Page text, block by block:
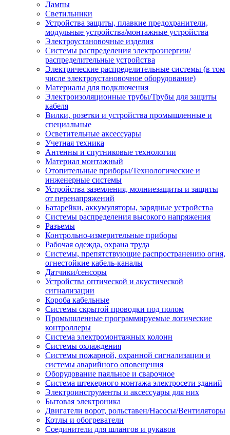
Лампы
Светильники
Устройства защиты, плавкие предохранители,
модульные устройства/монтажные устройства
Электроустановочные изделия
Системы распределения электроэнергии/
распределительные устройства
Электрические распределительные системы (в том
числе электроустановочное оборудование)
Материалы для подключения
Электроизоляционные трубы/Трубы для защиты
кабеля
Вилки, розетки и устройства промышленные и
специальные
Осветительные аксессуары
Учетная техника
Антенны и спутниковые технологии
Материал монтажный
Отопительные приборы/Технологические и
инженерные системы
Устройства заземления, молниезащиты и защиты
от перенапряжений
Батарейки, аккумуляторы, зарядные устройства
Системы распределения высокого напряжения
Разъемы
Контрольно-измерительные приборы
Рабочая одежда, охрана труда
Системы, препятствующие распространению огня,
огнестойкие кабель-каналы
Датчики/сенсоры
Устройства оптической и акустической
сигнализации
Короба кабельные
Системы скрытой проводки под полом
Промышленные программируемые логические
контроллеры
Система электромонтажных колонн
Системы охлаждения
Системы пожарной, охранной сигнализации и
системы аварийного оповещения
Оборудование паяльное и сварочное
Система штекерного монтажа электросети зданий
Электроинструменты и аксессуары для них
Бытовая электроника
Двигатели ворот, рольставен/Насосы/Вентиляторы
Котлы и обогреватели
Соединители для шлангов и рукавов